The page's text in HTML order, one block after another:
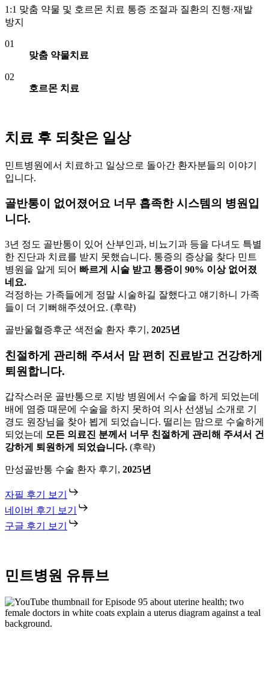
1:1 맞춤 약물 및 호르몬 치료 통증 조절과 질환의 진행·재발
방지
01
맞춤 약물치료
02
호르몬 치료
치료 후 되찾은 일상
민트병원에서 치료하고 일상으로 돌아간 환자분들의 이야기
입니다.
골반통이 없어졌어요 너무 흡족한 시스템의 병원입
니다.
3년 정도 골반통이 있어 산부인과, 비뇨기과 등을 다녀도 특별
한 진단과 치료를 받지 못했습니다. 통증의 증상을 찾다 민트
병원을 알게 되어 빠르게 시술 받고 통증이 90% 이상 없어졌
네요.
걱정하는 가족들에게 정말 시술하길 잘했다고 얘기하니 가족
들이 더 기뻐해주셨어요. (후략)
골반울혈증후군 색전술 환자 후기, 2025년
친절하게 관리해 주셔서 맘 편히 진료받고 건강하게
퇴원합니다.
갑작스러운 골반통으로 지방 병원에서 수술을 하게 되었는데
배에 염증 때문에 수술을 하지 못하여 의사 선생님 소개로 기
경도 원장님을 찾아 뵙게 되었습니다. 떨리는 맘으로 수술하게
되었는데 모든 의료진 분께서 너무 친절하게 관리해 주셔서 건
강하게 퇴원하게 되었습니다. (후략)
만성골반통 수술 환자 후기, 2025년
자필 후기 보기
네이버 후기 보기
구글 후기 보기
민트병원 유튜브
Play
Video